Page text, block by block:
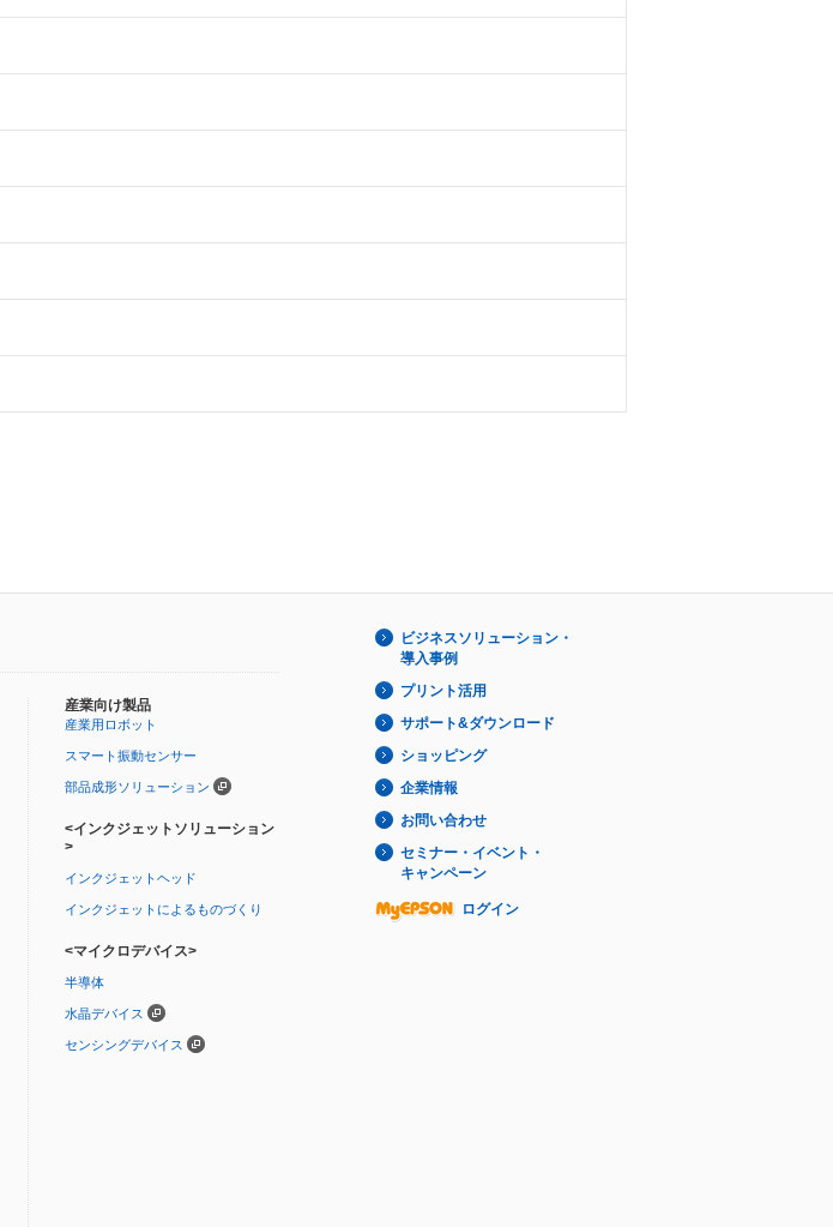
産業向け製品
産業用ロボット
スマート振動センサー
部品成形ソリューション
<インクジェットソリューション
>
インクジェットヘッド
インクジェットによるものづくり
<マイクロデバイス>
半導体
水晶デバイス
センシングデバイス
ビジネスソリューション・
導入事例
プリント活用
サポート&ダウンロード
ショッピング
企業情報
お問い合わせ
セミナー・イベント・
キャンペーン
ログイン